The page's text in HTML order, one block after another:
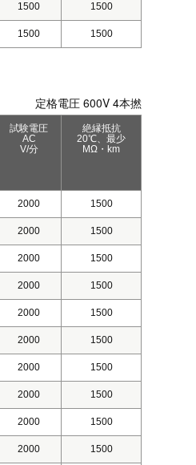
1500 1500
1500 1500
定格電圧 600V 4本撚
試験電圧
AC
V/分
絶縁抵抗
20℃、最少
MΩ・km
2000 1500
2000 1500
2000 1500
2000 1500
2000 1500
2000 1500
2000 1500
2000 1500
2000 1500
2000 1500